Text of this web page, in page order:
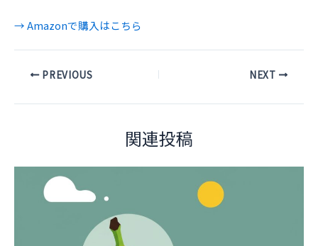
→ Amazonで購入はこちら
PostPREVIOUS NEXT
関連投稿